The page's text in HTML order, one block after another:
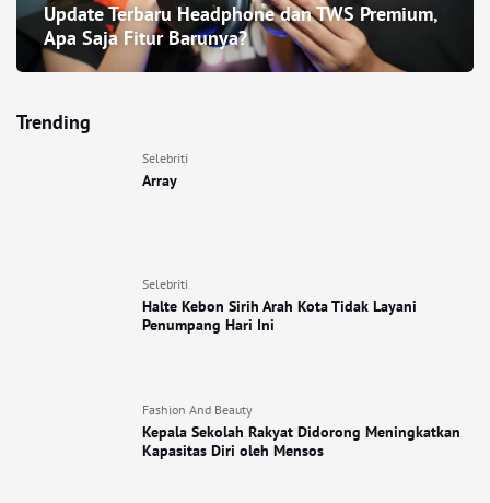
Update Terbaru Headphone dan TWS Premium,
Apa Saja Fitur Barunya?
Trending
Selebriti
Array
Selebriti
Halte Kebon Sirih Arah Kota Tidak Layani
Penumpang Hari Ini
Fashion And Beauty
Kepala Sekolah Rakyat Didorong Meningkatkan
Kapasitas Diri oleh Mensos